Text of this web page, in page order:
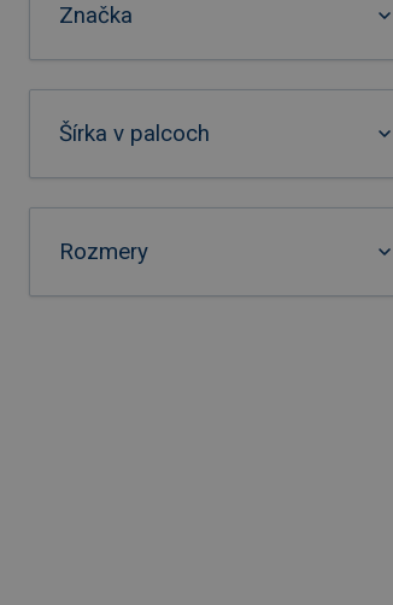
Značka
Šírka v palcoch
Rozmery